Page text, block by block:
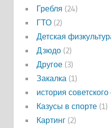
Гребля (24)
ГТО(2)
Детская
Дзюдо(2)
Другое(3)
Закалка (1)
история советского
Казусы в спорте(1)
Картинг(2)